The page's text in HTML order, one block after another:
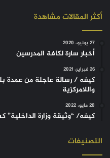
أكثر المقالات مشاهدة
27 يونيو، 2020
أخبار سارة لكافة المدرسين
26 فبراير، 2021
كيفه / رسالة عاجلة من عمدة
واللامركزية
20 مايو، 2022
كيفه/ “وثيقة وزارة
التصنيفات